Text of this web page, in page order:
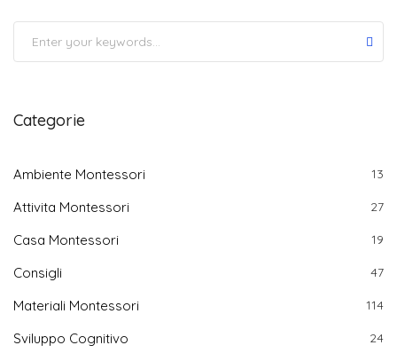
Categorie
Ambiente Montessori 13
Attivita Montessori 27
Casa Montessori 19
Consigli 47
Materiali Montessori 114
Sviluppo Cognitivo 24